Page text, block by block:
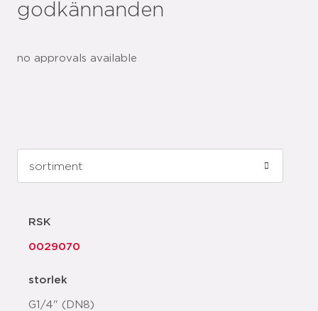
godkännanden
no approvals available
RSK
0029070
storlek
G1/4" (DN8)